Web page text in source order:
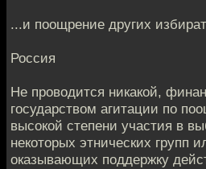
...и поощрение других
Россия
Не проводится никакой,
государством агитации по
высокой степени участия в
некоторых этнических групп
оказывающих поддержку